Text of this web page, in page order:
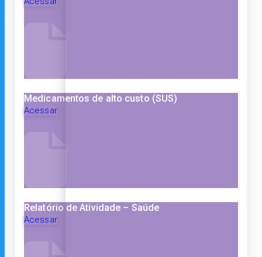
Medicamentos de alto custo (SUS)
Acessar
Relatório de Atividade – Saúde
Acessar